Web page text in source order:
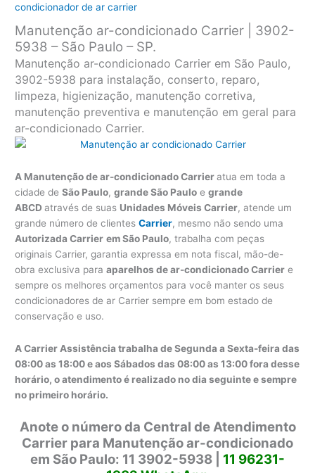
condicionador de ar carrier
Manutenção ar-condicionado Carrier | 3902-
5938 – São Paulo – SP.
Manutenção ar-condicionado Carrier em São Paulo,
3902-5938 para instalação, conserto, reparo,
limpeza, higienização, manutenção corretiva,
manutenção preventiva e manutenção em geral para
ar-condicionado Carrier.
A Manutenção de ar-condicionado Carrieratua em toda a
cidade deSão Paulo,grande São Paulo egrande
ABCDatravés de suas Unidades Móveis Carrier, atende um
grande número de clientesCarrier, mesmo não sendo uma
Autorizada Carrier em São Paulo, trabalha com peças
originais Carrier, garantia expressa em nota fiscal, mão-de-
obra exclusiva paraaparelhos de ar-condicionado Carrier e
sempre os melhores orçamentos para você manter os seus
condicionadores de ar Carrier sempre em bom estado de
conservação e uso.
A Carrier Assistência trabalha de Segunda a Sexta-feira das
08:00 as 18:00 e aos Sábados das 08:00 as 13:00 fora desse
horário, o atendimento é realizado no dia seguinte e sempre
no primeiro horário.
Anote o número da Central de Atendimento
Carrier para Manutenção ar-condicionado
em São Paulo: 11 3902-5938 | 11 96231-